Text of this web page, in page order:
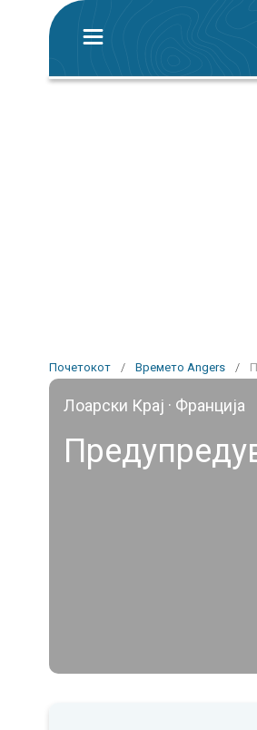
Почетокот / Времето Angers /
Лоарски Крај · Франција